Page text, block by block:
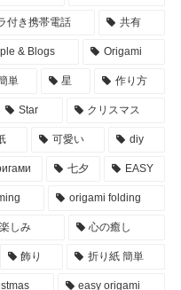
付き携帯電話 共有
& Blogs Origami
単 星 作り方
Star クリスマス
可愛い diy
七夕 EASY
origami folding
しみ 心の癒し
飾り 折り紙 簡単
easy origami